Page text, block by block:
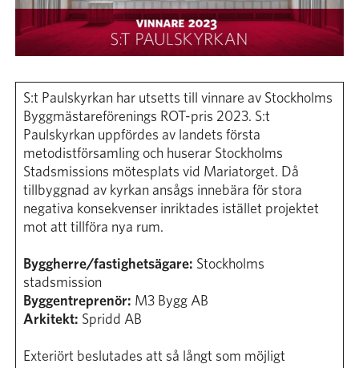
Bli medlem
S:t Paulskyrkan har utsetts till vinnare av Stockholms
Byggmästareförenings ROT-pris 2023. S:t
Paulskyrkan uppfördes av landets första
metodistförsamling och huserar Stockholms
Stadsmissions mötesplats vid Mariatorget. Då
tillbyggnad av kyrkan ansågs innebära för stora
negativa konsekvenser inriktades istället projektet
mot att tillföra nya rum.
Byggherre/fastighetsägare: Stockholms
stadsmission
Byggentreprenör: M3 Bygg AB
Arkitekt: Spridd AB
Exteriört beslutades att så långt som möjligt